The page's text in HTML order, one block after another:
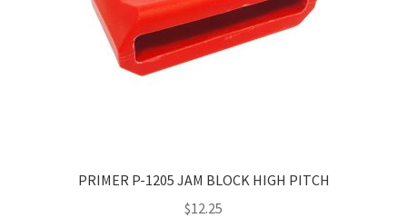
PRIMER P-1205 JAM BLOCK HIGH PITCH
$12.25